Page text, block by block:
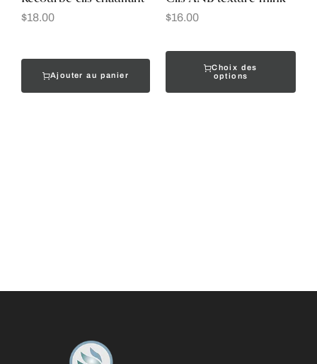
$18.00
Ajouter au panier
$16.00
Choix des
options